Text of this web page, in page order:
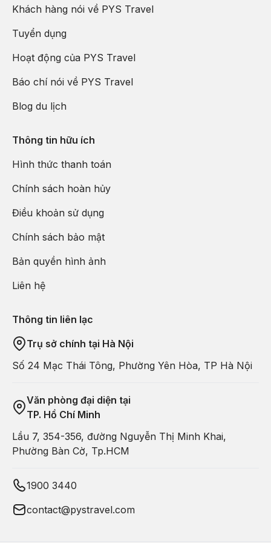
Khách hàng nói về PYS Travel
Tuyển dụng
Hoạt động của PYS Travel
Báo chí nói về PYS Travel
Blog du lịch
Thông tin hữu ích
Hình thức thanh toán
Chính sách hoàn hủy
Điều khoản sử dụng
Chính sách bảo mật
Bản quyền hình ảnh
Liên hệ
Thông tin liên lạc
Trụ sở chính tại Hà Nội
Số 24 Mạc Thái Tông, Phường Yên Hòa, TP Hà Nội
Văn phòng đại diện tại
TP. Hồ Chí Minh
Lầu 7, 354-356, đường Nguyễn Thị Minh Khai,
Phường Bàn Cờ, Tp.HCM
1900 3440
contact@pystravel.com